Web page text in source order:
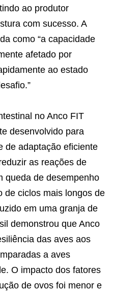
ao produtor
com sucesso. A
como “a capacidade
afetado por
ao estado
no Anco FIT
desenvolvido para
de adaptação eficiente
as reações de
queda de desempenho
de ciclos mais longos de
em uma granja de
demonstrou que Anco
das aves aos
a aves
O impacto dos fatores
de ovos foi menor e